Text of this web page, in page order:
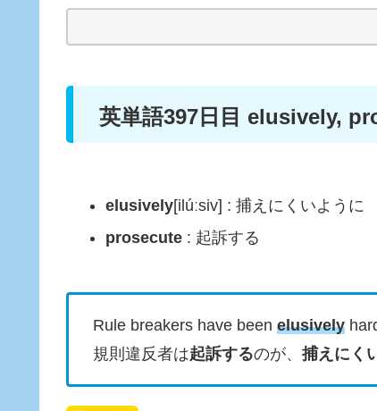
英単語397日目 elusively,
elusively[ilúːsiv] : 捕えにくいように
prosecute: 起訴する
Rule breakers have been elusively
規則違反者は起訴するのが、 捕えにく